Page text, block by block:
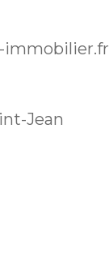
immobilier.fr
Jean